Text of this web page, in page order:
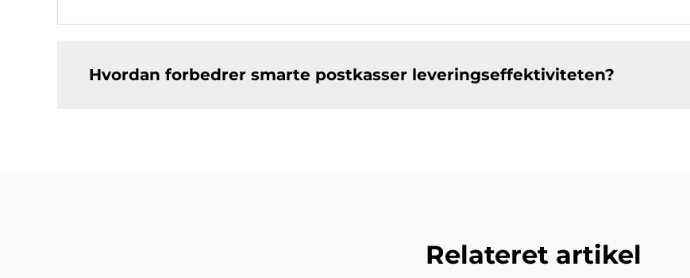
Hvordan forbedrer smarte postkasser leveringseffektiviteten?
Relateret artikel